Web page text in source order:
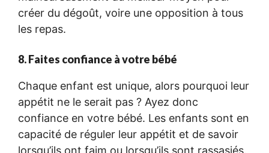
créer du dégoût, voire une opposition à tous
les repas.
8. Faites confiance à votre bébé
Chaque enfant est unique, alors pourquoi leur
appétit ne le serait pas ? Ayez donc
confiance en votre bébé. Les enfants sont en
capacité de réguler leur appétit et de savoir
lorsqu’ils ont faim ou lorsqu’ils sont rassasiés.